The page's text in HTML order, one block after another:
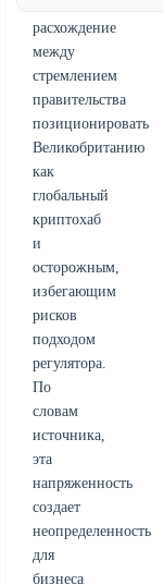
расхождение
между
стремлением
правительства
позиционировать
Великобританию
как
глобальный
криптохаб
и
осторожным,
избегающим
рисков
подходом
регулятора.
По
словам
источника,
эта
напряженность
создает
неопределенность
для
бизнеса